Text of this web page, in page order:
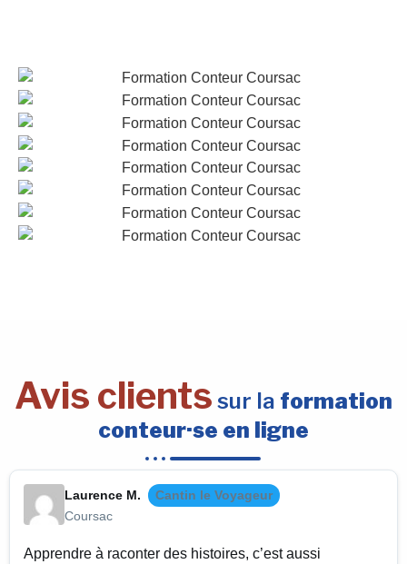
Avis clients sur la formation
conteur·se en ligne
Laurence M.
Cantin le Voyageur
Coursac
Apprendre à raconter des histoires, c’est aussi